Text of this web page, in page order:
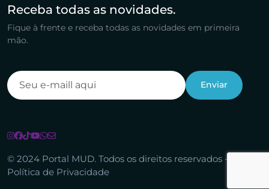
Receba todas as novidades.
Fique à frente e receba todas as novidades em primeira
mão.
© 2024 Portal MUD. Todos os direitos reservados -
Política de Privacidade